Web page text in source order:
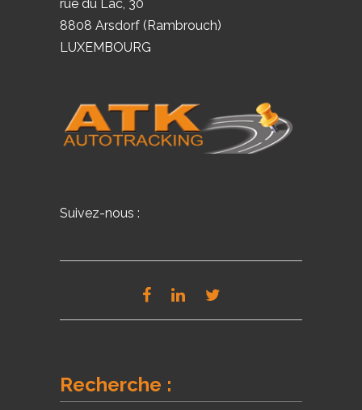
rue du Lac, 30
8808 Arsdorf (Rambrouch)
LUXEMBOURG
Suivez-nous :
Recherche :